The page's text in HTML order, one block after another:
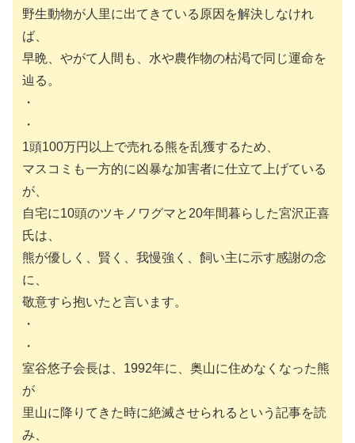
野生動物が人里に出てきている原因を解決しなけれ
ば、
早晩、やがて人間も、水や農作物の枯渇で同じ運命を
辿る。
・
・
1頭100万円以上で売れる熊を乱獲するため、
マスコミも一方的に凶暴な加害者に仕立て上げている
が、
自宅に10頭のツキノワグマと20年間暮らした宮沢正喜
氏は、
熊が優しく、賢く、我慢強く、飼い主に示す感謝の念
に、
敬意すら抱いたと言います。
・
・
室谷悠子会長は、1992年に、奥山に住めなくなった熊
が
里山に降りてきた時に絶滅させられるという記事を読
み、